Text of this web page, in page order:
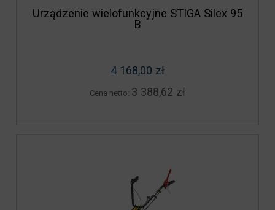
Urządzenie wielofunkcyjne STIGA Silex 95
B
4 168,00 zł
Cena netto: 3 388,62 zł